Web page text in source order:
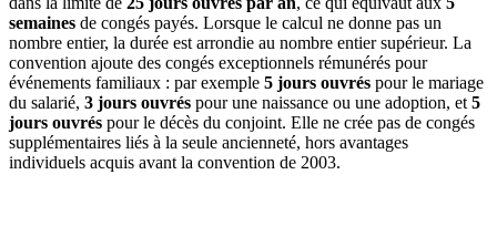
semaines de congés payés. Lorsque le calcul ne donne pas un
nombre entier, la durée est arrondie au nombre entier supérieur. La
convention ajoute des congés exceptionnels rémunérés pour
événements familiaux : par exemple 5 jours ouvrés pour le mariage
du salarié, 3 jours ouvrés pour une naissance ou une adoption, et 5
jours ouvrés pour le décès du conjoint. Elle ne crée pas de congés
supplémentaires liés à la seule ancienneté, hors avantages
individuels acquis avant la convention de 2003.